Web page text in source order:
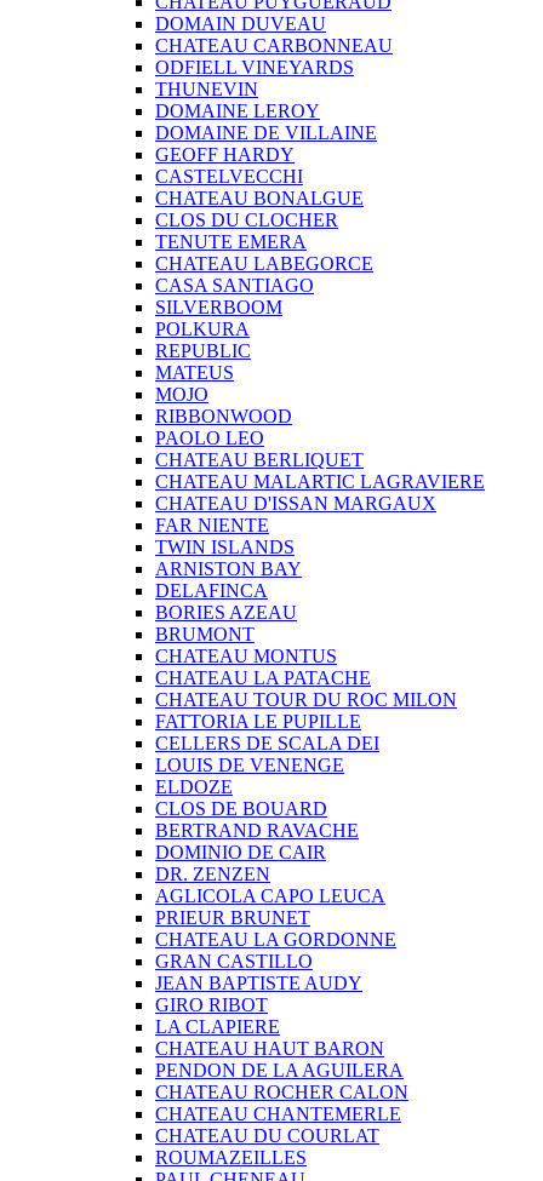
DOMAIN DUVEAU
CHATEAU CARBONNEAU
ODFIELL VINEYARDS
THUNEVIN
DOMAINE LEROY
DOMAINE DE VILLAINE
GEOFF HARDY
CASTELVECCHI
CHATEAU BONALGUE
CLOS DU CLOCHER
TENUTE EMERA
CHATEAU LABEGORCE
CASA SANTIAGO
SILVERBOOM
POLKURA
REPUBLIC
MATEUS
MOJO
RIBBONWOOD
PAOLO LEO
CHATEAU BERLIQUET
CHATEAU MALARTIC LAGRAVIERE
CHATEAU D'ISSAN MARGAUX
FAR NIENTE
TWIN ISLANDS
ARNISTON BAY
DELAFINCA
BORIES AZEAU
BRUMONT
CHATEAU MONTUS
CHATEAU LA PATACHE
CHATEAU TOUR DU ROC MILON
FATTORIA LE PUPILLE
CELLERS DE SCALA DEI
LOUIS DE VENENGE
ELDOZE
CLOS DE BOUARD
BERTRAND RAVACHE
DOMINIO DE CAIR
DR. ZENZEN
AGLICOLA CAPO LEUCA
PRIEUR BRUNET
CHATEAU LA GORDONNE
GRAN CASTILLO
JEAN BAPTISTE AUDY
GIRO RIBOT
LA CLAPIERE
CHATEAU HAUT BARON
PENDON DE LA AGUILERA
CHATEAU ROCHER CALON
CHATEAU CHANTEMERLE
CHATEAU DU COURLAT
ROUMAZEILLES